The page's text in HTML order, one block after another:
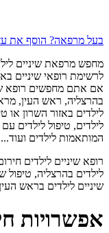
מרפאה? הוסף את עצמך
מרפאת שיניים לילדים
רופאי שיניים
אתם מחפשים רופא
ראש העין, מראפת
באזור השרון או
טיפול לילדים עם
לילדים ועוד...
שיניים לילדים
בהרצליה, טיפול
לילדים בראש העין